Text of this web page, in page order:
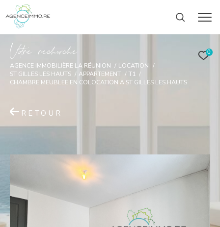
0
Vore recece
AGENCE IMMOBILIÈRE LA RÉUNION
LOCATION
ST GILLES LES HAUTS
APPARTEMENT
T1
CHAMBRE MEUBLEE EN COLOCATION A ST GILLES LES HAUTS
RETOUR